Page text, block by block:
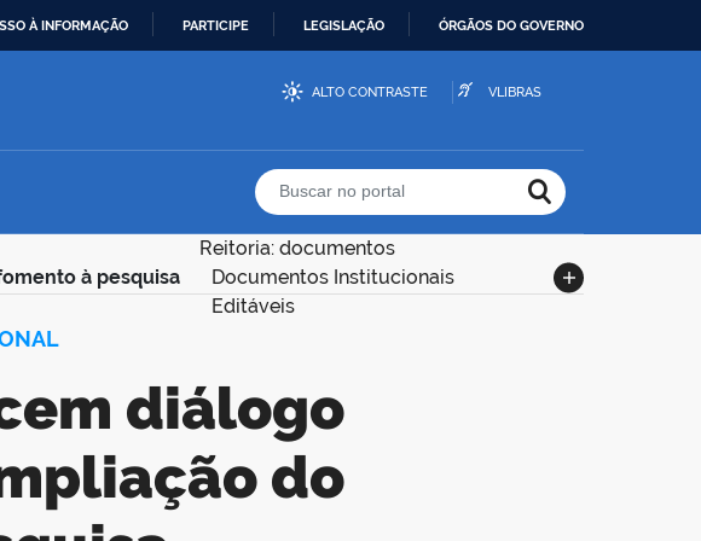
À INFORMAÇÃO PARTICIPE LEGISLAÇÃO ÓRGÃOS DO GOVERNO
ALTO CONTRASTE VLIBRAS
Buscar no portal
à pesquisa
Reitoria: documentos
Documentos Institucionais
Editáveis
do